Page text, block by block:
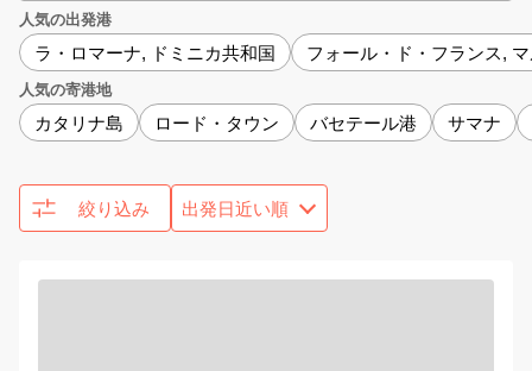
人気の出発港
ラ・ロマーナ, ドミニカ共和国 フォール・ド・フランス,
人気の寄港地
カタリナ島 ロード・タウン バセテール港 サマナ
絞り込み